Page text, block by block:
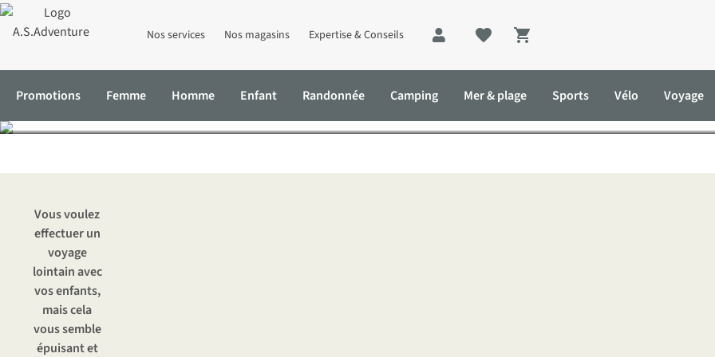
Nos services Nos magasins Expertise & Conseils
Shopping cart
Promotions Femme Homme Enfant Randonnée Camping Mer & plage Sports Vélo Voyage
Accueil Expertise & Conseils Voyages lointains avec des enfants : 5 témoignages de parents
Voyages lointains avec des enfants : 5
Vous voulez
effectuer un
voyage
lointain avec
vos enfants,
mais cela
vous semble
épuisant et